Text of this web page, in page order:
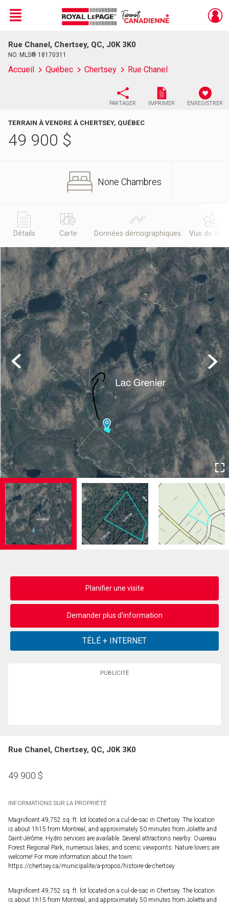
Live
En Direct
Menu
Rue Chanel, Chertsey, QC, J0K 3K0
NO. MLS® 18170311
Accueil Québec Chertsey Rue Chanel
PARTAGER IMPRIMER ENREGISTRER
TERRAIN À VENDRE À CHERTSEY, QUÉBEC
49 900 $
None Chambres
Détails Carte Données démographiques Vue de la
Previous Next
Planifier une visite
Demander plus d'information
PUBLICITÉ
Rue Chanel, Chertsey, QC, J0K 3K0
49 900 $
INFORMATIONS SUR LA PROPRIÉTÉ
Magnificent 49,752 sq. ft. lot located on a cul-de-sac in Chertsey. The location
is about 1h15 from Montreal, and approximately 50 minutes from Joliette and
Saint-Jérôme. Hydro services are available. Several attractions nearby: Ouareau
Forest Regional Park, numerous lakes, and scenic viewpoints. Nature lovers are
welcome! For more information about the town:
https://chertsey.ca/municipalite/a-propos/histoire-de-chertsey
Magnificent 49,752 sq. ft. lot located on a cul-de-sac in Chertsey. The location
is about 1h15 from Montreal, and approximately 50 minutes from Joliette and